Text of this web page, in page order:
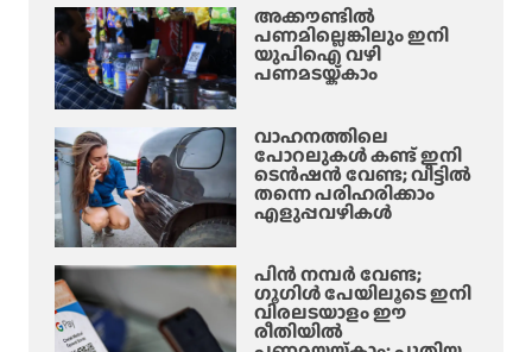
അക്കൗണ്ടിൽ
പണമില്ലെങ്കിലും ഇനി
യുപിഐ വഴി
പണമടയ്ക്കാം
വാഹനത്തിലെ
പോറലുകൾ കണ്ട് ഇനി
ടെൻഷൻ വേണ്ട; വീട്ടിൽ
തന്നെ പരിഹരിക്കാം
എളുപ്പവഴികൾ
പിൻ നമ്പർ വേണ്ട;
ഗൂഗിൾ പേയിലൂടെ ഇനി
വിരലടയാളം ഈ
രീതിയിൽ